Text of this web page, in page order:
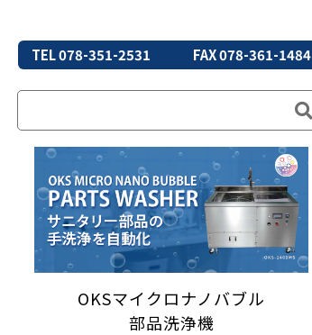
TEL 078-351-2531 FAX 078-361-1484
OKSマイクロナノバブル
部品洗浄機